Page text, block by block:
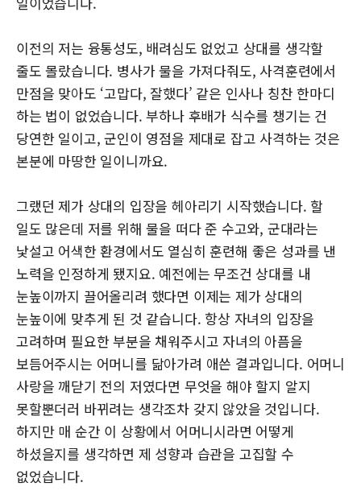
이전의 저는 융통성도, 배려심도 없었고 상대를 생각할
줄도 몰랐습니다. 병사가 물을 가져다줘도, 사격훈련에서
만점을 맞아도 ‘고맙다, 잘했다’ 같은 인사나 칭찬 한마디
하는 법이 없었습니다. 부하나 후배가 식수를 챙기는 건
당연한 일이고, 군인이 영점을 제대로 잡고 사격하는 것은
본분에 마땅한 일이니까요.
그랬던 제가 상대의 입장을 헤아리기 시작했습니다. 할
일도 많은데 저를 위해 물을 떠다 준 수고와, 군대라는
낯설고 어색한 환경에서도 열심히 훈련해 좋은 성과를 낸
노력을 인정하게 됐지요. 예전에는 무조건 상대를 내
눈높이까지 끌어올리려 했다면 이제는 제가 상대의
눈높이에 맞추게 된 것 같습니다. 항상 자녀의 입장을
고려하며 필요한 부분을 채워주시고 자녀의 아픔을
보듬어주시는 어머니를 닮아가려 애쓴 결과입니다. 어머니
사랑을 깨닫기 전의 저였다면 무엇을 해야 할지 알지
못할뿐더러 바뀌려는 생각조차 갖지 않았을 것입니다.
하지만 매 순간 이 상황에서 어머니시라면 어떻게
하셨을지를 생각하면 제 성향과 습관을 고집할 수
없었습니다.